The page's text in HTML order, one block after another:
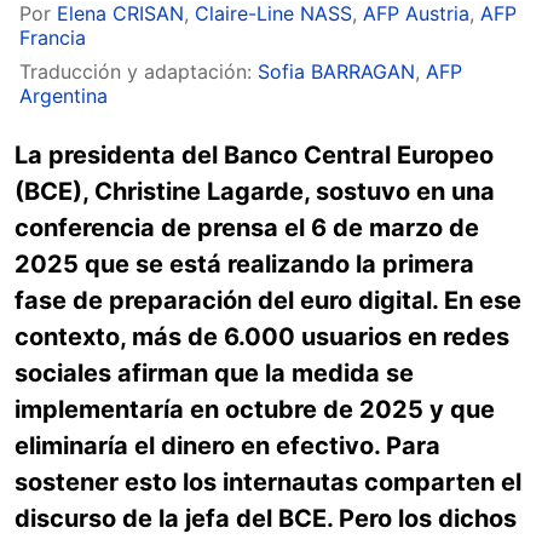
Por Elena CRISAN, Claire-Line NASS, AFP Austria, AFP
Francia
Traducción y adaptación: Sofia BARRAGAN, AFP
Argentina
La presidenta del Banco Central Europeo
(BCE), Christine Lagarde, sostuvo en una
conferencia de prensa el 6 de marzo de
2025 que se está realizando la primera
fase de preparación del euro digital. En ese
contexto, más de 6.000 usuarios en redes
sociales afirman que la medida se
implementaría en octubre de 2025 y que
eliminaría el dinero en efectivo. Para
sostener esto los internautas comparten el
discurso de la jefa del BCE. Pero los dichos